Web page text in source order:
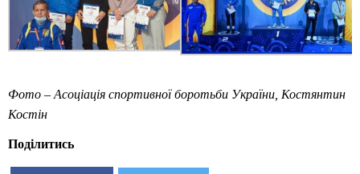
Фото – Асоціація спортивної боротьби України, Костянтин
Костін
Поділитись